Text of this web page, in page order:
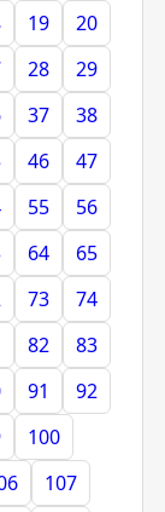
19
20
28
29
37
38
46
47
55
56
64
65
73
74
82
83
91
92
100
107